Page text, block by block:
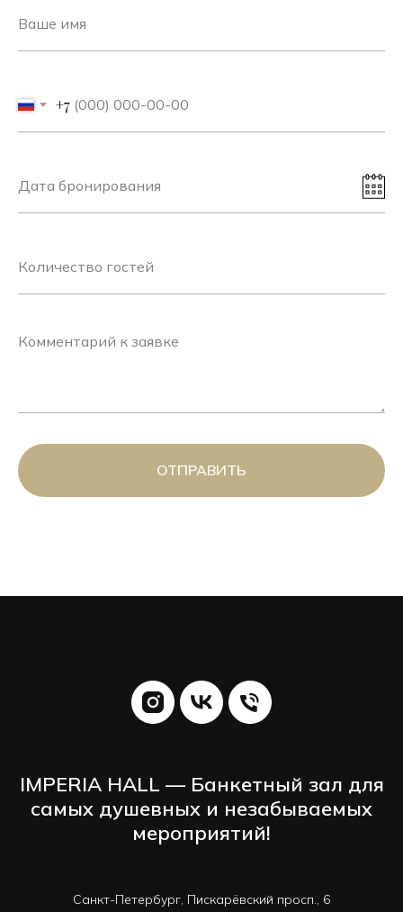
+7
ОТПРАВИТЬ
IMPERIA HALL — Банкетный зал для
самых душевных и незабываемых
мероприятий!
Санкт-Петербург, Пискарёвский просп., 6